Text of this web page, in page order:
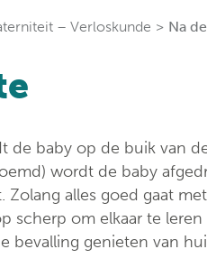
diensten Opname
Voorzieningen
Financiële
Sociaal
– Verloskunde Na
de baby op de buik van
wordt de baby
alles goed gaat
scherp om elkaar te
bevalling genieten van